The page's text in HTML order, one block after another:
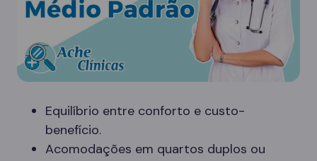
Equilíbrio entre conforto e custo-
benefício.
Acomodações em quartos duplos ou